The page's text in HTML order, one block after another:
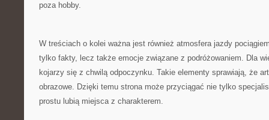
poza hobby.
W treściach o kolei ważna jest również atmosfera jazdy
tylko fakty, lecz także emocje związane z podróżowaniem. Dla
kojarzy się z chwilą odpoczynku. Takie elementy sprawiają, że
obrazowe. Dzięki temu strona może przyciągać nie tylko
prostu lubią miejsca z charakterem.